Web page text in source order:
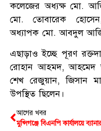
কলেজের অধ্যক্ষ মো.
মো. তোবারেক
অধ্যাপক মো. আবদুল
এছাড়াও ইচ্ছে পূরণ
রোহান আহমদ, আহমেদ
শেখ রেজুয়ান, জিসান
উপস্থিত ছিলেন।
আগের খবর